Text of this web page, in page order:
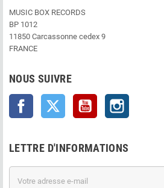
MUSIC BOX RECORDS
BP 1012
11850 Carcassonne cedex 9
FRANCE
NOUS SUIVRE
Facebook Twitter YouTube
LETTRE D'INFORMATIONS